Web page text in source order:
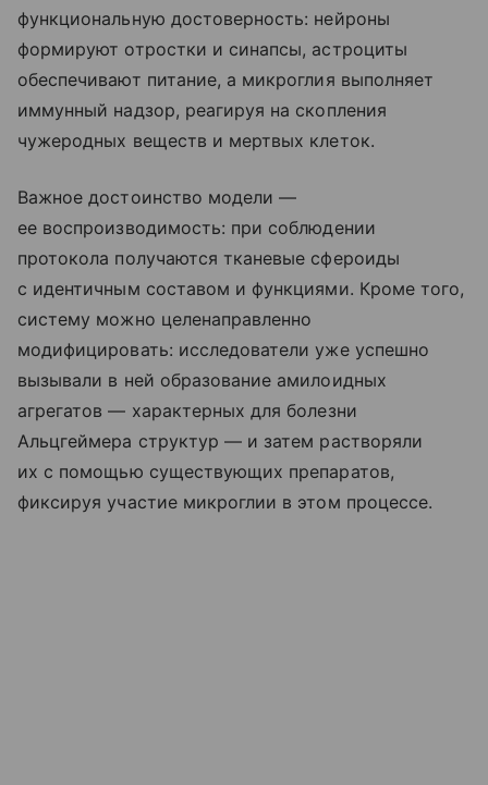
функциональную достоверность: нейроны
формируют отростки и синапсы, астроциты
обеспечивают питание, а микроглия выполняет
иммунный надзор, реагируя на скопления
чужеродных веществ и мертвых клеток.
Важное достоинство модели —
ее воспроизводимость: при соблюдении
протокола получаются тканевые сфероиды
с идентичным составом и функциями. Кроме того,
систему можно целенаправленно
модифицировать: исследователи уже успешно
вызывали в ней образование амилоидных
агрегатов — характерных для болезни
Альцгеймера структур — и затем растворяли
их с помощью существующих препаратов,
фиксируя участие микроглии в этом процессе.